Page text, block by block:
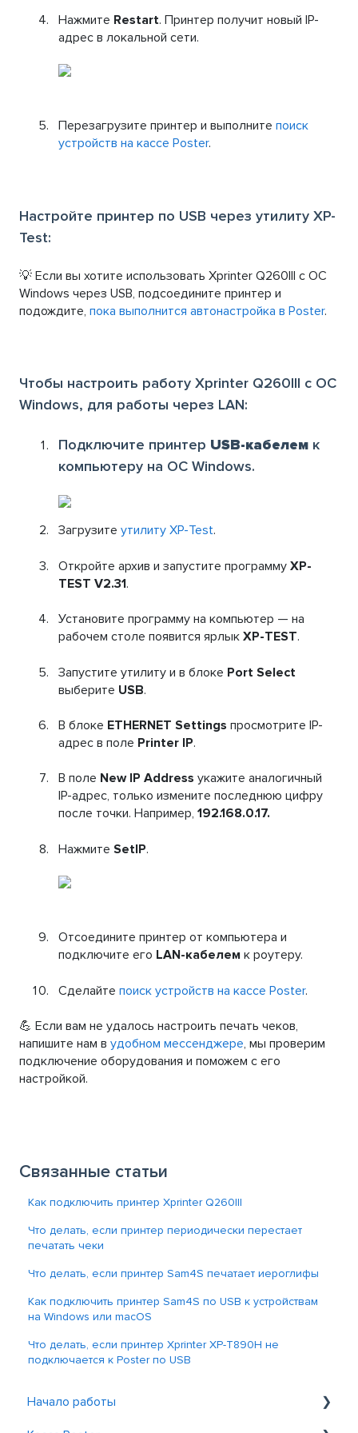
Нажмите Restart. Принтер получит новый IP-
адрес в локальной сети.
Перезагрузите принтер и выполните поиск
устройств на кассе Poster.
Настройте принтер по USB через утилиту XP-
Test:
💡 Если вы хотите использовать Xprinter Q260lll с OC
Windows через USB, подсоедините принтер и
подождите, пока выполнится автонастройка в Poster.
Чтобы настроить работу Xprinter Q260lll с OC
Windows, для работы через LAN:
Подключите принтер USB-кабелем к
компьютеру на OC Windows.
Загрузите утилиту XP-Test.
Откройте архив и запустите программу XP-
TEST V2.31.
Установите программу на компьютер — на
рабочем столе появится ярлык XP-TEST.
Запустите утилиту и в блоке Port Select
выберите USB.
В блоке ETHERNET Settings просмотрите IP-
адрес в поле Printer IP.
В поле New IP Address укажите аналогичный
IP-адрес, только измените последнюю цифру
после точки. Например, 192.168.0.17.
Нажмите SetIP.
Отсоедините принтер от компьютера и
подключите его LAN-кабелем к роутеру.
Сделайте поиск устройств на кассе Poster.
💪 Если вам не удалось настроить печать чеков,
напишите нам в удобном мессенджере, мы проверим
подключение оборудования и поможем с его
настройкой.
Связанные статьи
Как подключить принтер Xprinter Q260III
Что делать, если принтер периодически перестает
печатать чеки
Что делать, если принтер Sam4S печатает иероглифы
Как подключить принтер Sam4S по USB к устройствам
на Windows или macOS
Что делать, если принтер Xprinter XP-T890H не
подключается к Poster по USB
Начало работы